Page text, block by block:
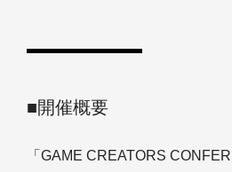
■開催概要
「GAME CREATORS